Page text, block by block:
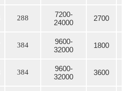
288
7200-
24000
2700
384
9600-
32000
1800
384
9600-
32000
3600